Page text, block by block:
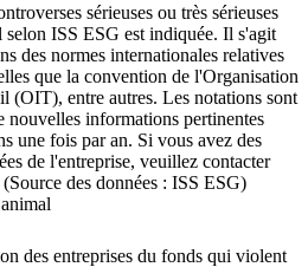
sérieuses ou très sérieuses
ISS ESG est indiquée. Il s'agit
des normes internationales relatives
que la convention de l'Organisation
(OIT), entre autres. Les notations sont
nouvelles informations pertinentes
une fois par an. Si vous avez des
de l'entreprise, veuillez contacter
des données : ISS ESG)
des entreprises du fonds qui violent